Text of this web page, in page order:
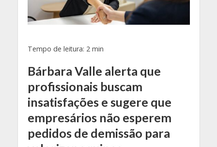
Tempo de leitura: 2 min
Bárbara Valle alerta que
profissionais buscam
insatisfações e sugere que
empresários não esperem
pedidos de demissão para